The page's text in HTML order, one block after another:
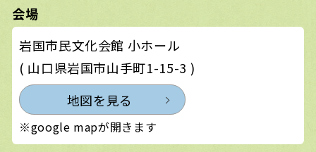
会場
岩国市民文化会館 小ホール
( 山口県岩国市山手町1-15-3 )
地図を見る
※google mapが開きます